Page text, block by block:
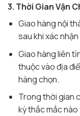
3. Thời Gian Vận
Giao hàng nội
sau khi xác
Giao hàng liên
thuộc vào địa
hàng chọn.
Trong thời gian
kỳ thắc mắc